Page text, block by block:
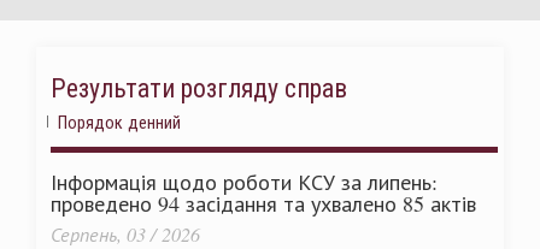
Результати розгляду справ
Порядок денний
Інформація щодо роботи КСУ за липень:
проведено 94 засідання та ухвалено 85 актів
Серпень, 03 / 2026